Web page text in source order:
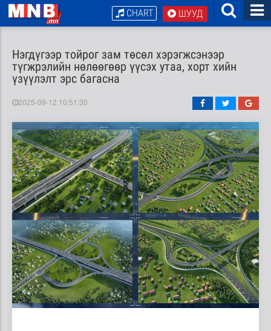
ШУУД
CHART
Нэгдүгээр тойрог зам төсөл хэрэгжсэнээр
түгжрэлийн нөлөөгөөр үүсэх утаа, хорт хийн
үзүүлэлт эрс багасна
2025-09-12 10:51:30